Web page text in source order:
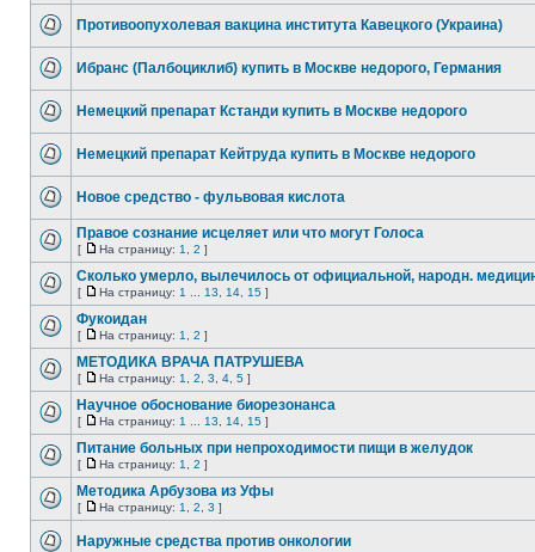
Противоопухолевая вакцина института Кавецкого (Украина)
Ибранс (Палбоциклиб) купить в Москве недорого, Германия
Немецкий препарат Кстанди купить в Москве недорого
Немецкий препарат Кейтруда купить в Москве недорого
Новое средство - фульвовая кислота
Правое сознание исцеляет или что могут Голоса
[ На страницу: 1 2 ]
Сколько умерло, вылечилось от официальной, народн.
[ На страницу: 1 13 14 15 ]
Фукоидан
[ На страницу: 1 2 ]
МЕТОДИКА ВРАЧА ПАТРУШЕВА
[ На страницу: 1 2 3 4 5 ]
Научное обоснование биорезонанса
[ На страницу: 1 13 14 15 ]
Питание больных при непроходимости пищи в желудок
[ На страницу: 1 2 ]
Методика Арбузова из Уфы
[ На страницу: 1 2 3 ]
Наружные средства против онкологии